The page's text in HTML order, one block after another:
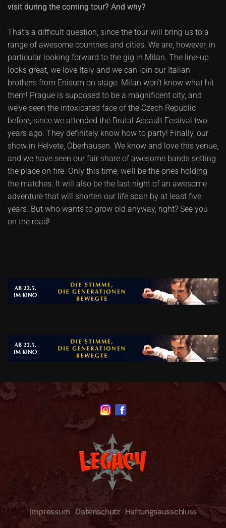
visit during the coming tour? And why?
That’s a difficult question, since the tour will bring us to a
range of awesome countries and cities. We are, however, in
particular looking forward to the gig in Milan. The line-up
looks great, we love Italy and we can join our Italian
brothers from Enisum on stage. Milan won’t know what hit
them! Prague is supposed to be a magnificent city, and
we’ve seen the intoxicated face of the Czech Republic
before, since we attended the Brutal Assault Festival two
years ago. They definitely know how to party! Finally, our
show in Helvete, Oberhausen. We know and love this venue,
and we have seen our fair share of awesome bands setting
the place on fire. Only this time, we’ll be the ones holding
the matches. It will also be the last night of an awesome
adventure that will shorten our life span by at least five
years. But who wants to grow old anyway, right? See you
on the road!
Impressum Datenschutz Haftungsausschluss